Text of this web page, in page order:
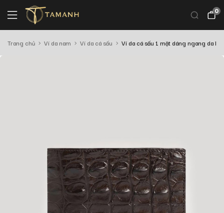
0
Trang chủ Ví da nam Ví da cá sấu Ví da cá sấu 1 mặt dáng ngang da